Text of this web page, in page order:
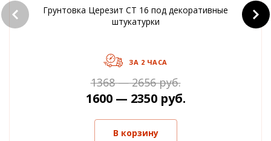
Грунтовка Церезит CT 16 под декоративные
штукатурки
ЗА 2 ЧАСА
1368 — 2656 руб.
1600 — 2350 руб.
В корзину